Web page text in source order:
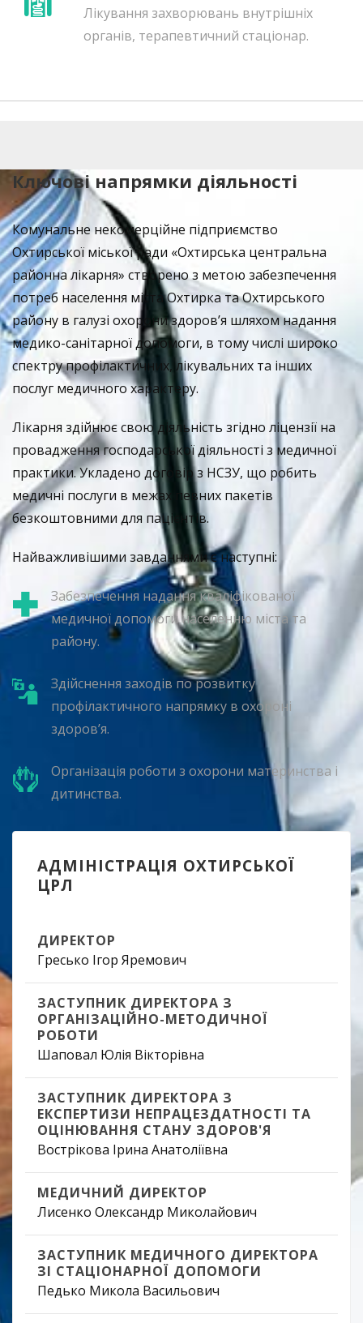
Лікування захворювань внутрішніх
органів, терапевтичний стаціонар.
Ключові напрямки діяльності
Комунальне некомерційне підприємство
Охтирської міської ради «Охтирська центральна
районна лікарня» створено з метою забезпечення
потреб населення міста Охтирка та Охтирського
району в галузі охорони здоров’я шляхом надання
медико-санітарної допомоги, в тому числі широко
спектру профілактичних, лікувальних та інших
послуг медичного характеру.
Лікарня здійнює свою діяльність згідно ліцензії на
провадження господарської діяльності з медичної
практики. Укладено договір з НСЗУ, що робить
медичні послуги в межах певних пакетів
безкоштовними для пацієнтів.
Найважливішими завданнями є наступні:
Забезпечення надання кваліфікованої
медичної допомоги населенню міста та
району.
Здійснення заходів по розвитку
профілактичного напрямку в охороні
здоров’я.
Організація роботи з охорони материнства і
дитинства.
АДМІНІСТРАЦІЯ ОХТИРСЬКОЇ
ЦРЛ
ДИРЕКТОР
Гресько Ігор Яремович
ЗАСТУПНИК ДИРЕКТОРА З
ОРГАНІЗАЦІЙНО-МЕТОДИЧНОЇ
РОБОТИ
Шаповал Юлія Вікторівна
ЗАСТУПНИК ДИРЕКТОРА З
ЕКСПЕРТИЗИ НЕПРАЦЕЗДАТНОСТІ ТА
ОЦІНЮВАННЯ СТАНУ ЗДОРОВ'Я
Вострікова Ірина Анатоліївна
МЕДИЧНИЙ ДИРЕКТОР
Лисенко Олександр Миколайович
ЗАСТУПНИК МЕДИЧНОГО ДИРЕКТОРА
ЗІ СТАЦІОНАРНОЇ ДОПОМОГИ
Педько Микола Васильович